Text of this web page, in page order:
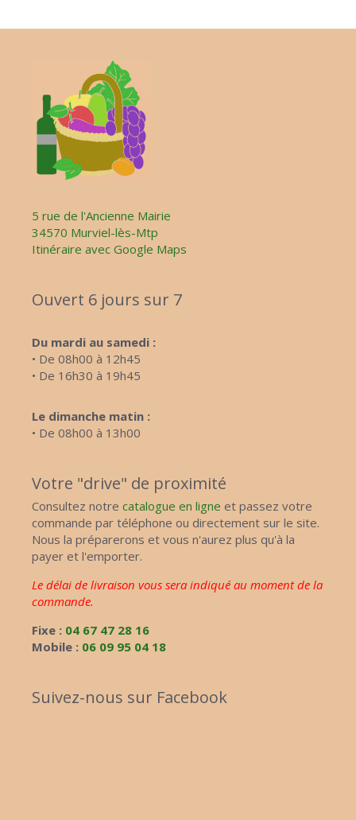
5 rue de l'Ancienne Mairie
34570 Murviel-lès-Mtp
Itinéraire avec Google Maps
Ouvert 6 jours sur 7
Du mardi au samedi :
• De 08h00 à 12h45
• De 16h30 à 19h45
Le dimanche matin :
• De 08h00 à 13h00
Votre "drive" de proximité
Consultez notre catalogue en ligne et passez votre
commande par téléphone ou directement sur le site.
Nous la préparerons et vous n'aurez plus qu'à la
payer et l'emporter.
Le délai de livraison vous sera indiqué au moment de la
commande.
Fixe : 04 67 47 28 16
Mobile : 06 09 95 04 18
Suivez-nous sur Facebook